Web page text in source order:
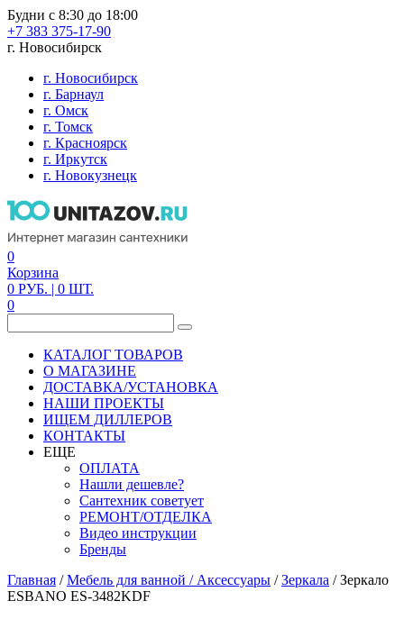
Будни с 8:30 до 18:00
+7 383 375-17-90
г. Новосибирск
г. Новосибирск
г. Барнаул
г. Омск
г. Томск
г. Красноярск
г. Иркутск
г. Новокузнецк
0
Корзина
0 РУБ. | 0 ШТ.
0
КАТАЛОГ ТОВАРОВ
О МАГАЗИНЕ
ДОСТАВКА/УСТАНОВКА
НАШИ ПРОЕКТЫ
ИЩЕМ ДИЛЛЕРОВ
КОНТАКТЫ
ЕЩЕ
ОПЛАТА
Нашли дешевле?
Сантехник советует
РЕМОНТ/ОТДЕЛКА
Видео инструкции
Бренды
Главная /Мебель для ванной / Аксессуары /Зеркала /Зеркало
ESBANO ES-3482KDF